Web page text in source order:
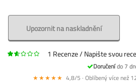
Upozornit na naskladnění
1 Recenze Napište svou
Doručenído 7
★★★★★ 4,8/5 · Oblíbený více než